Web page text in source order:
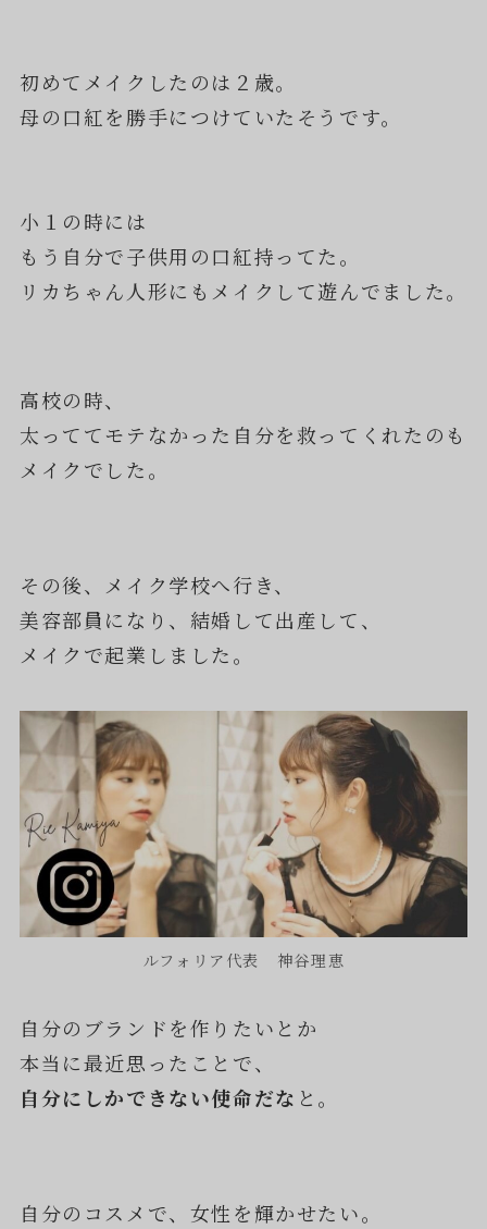
初めてメイクしたのは２歳。
母の口紅を勝手につけていたそうです。
小１の時には
もう自分で子供用の口紅持ってた。
リカちゃん人形にもメイクして遊んでました。
高校の時、
太っててモテなかった自分を救ってくれたのも
メイクでした。
その後、メイク学校へ行き、
美容部員になり、結婚して出産して、
メイクで起業しました。
ルフォリア代表 神谷理恵
自分のブランドを作りたいとか
本当に最近思ったことで、
自分にしかできない使命だな と。
自分のコスメで、女性を輝かせたい。